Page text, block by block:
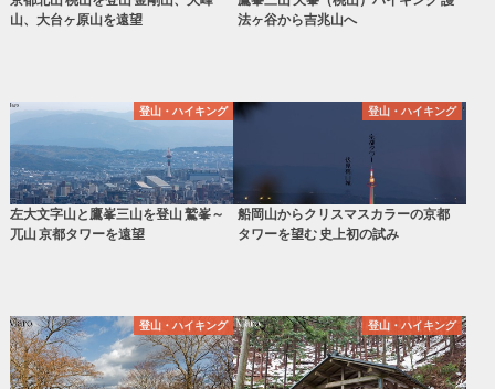
山、大台ヶ原山を遠望
法ヶ谷から吉兆山へ
登山・ハイキング
左大文字山と鷹峯三山を登山 鷲峯～
兀山 京都タワーを遠望
登山・ハイキング
船岡山からクリスマスカラーの京都
タワーを望む 史上初の試み
登山・ハイキング 登山・ハイキング